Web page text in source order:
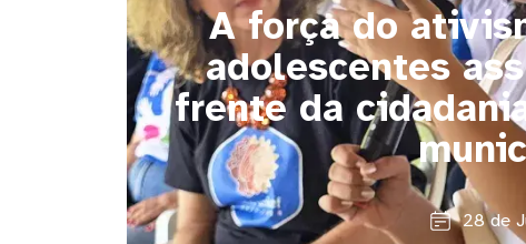
A força do
adolescentes
frente da
28 de